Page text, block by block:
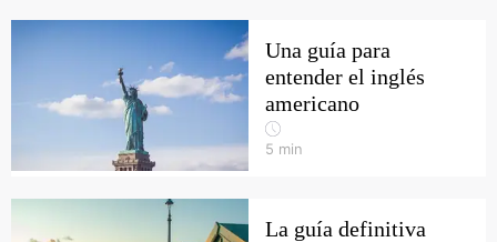
Una guía para
entender el inglés
americano
5 min
La guía definitiva